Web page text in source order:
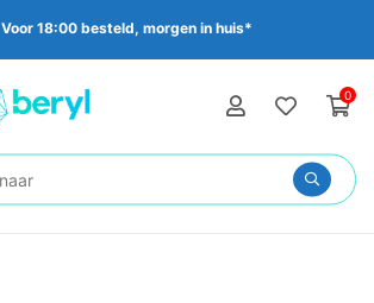
Voor 18:00 besteld, morgen in huis*
0